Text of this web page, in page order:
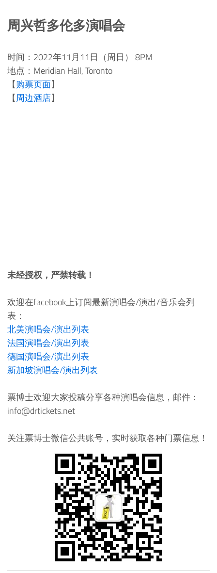
周兴哲多伦多演唱会
时间：2022年11月11日（周日） 8PM
地点：Meridian Hall, Toronto
【购票页面】
【周边酒店】
未经授权，严禁转载！
欢迎在facebook上订阅最新演唱会/演出/音乐会列
表：
北美演唱会/演出列表
法国演唱会/演出列表
德国演唱会/演出列表
新加坡演唱会/演出列表
票博士欢迎大家投稿分享各种演唱会信息，邮件：
info@drtickets.net
关注票博士微信公共账号，实时获取各种门票信息！